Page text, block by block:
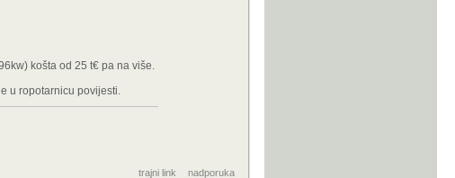
košta od 25 t€ pa na više.
u ropotarnicu povijesti.
trajni link nadporuka